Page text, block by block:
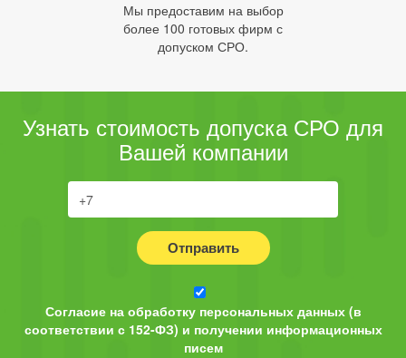
Мы предоставим на выбор
более 100 готовых фирм с
допуском СРО.
Узнать стоимость допуска СРО для
Вашей компании
Отправить
Согласие на обработку персональных данных (в
соответствии с 152-ФЗ) и получении информационных
писем